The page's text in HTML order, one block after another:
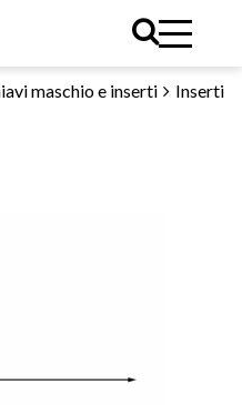
maschio e inserti
Inserti